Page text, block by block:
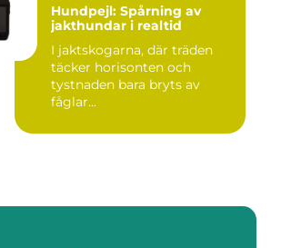
Hundpejl: Spårning av
jakthundar i realtid
I jaktskogarna, där träden
täcker horisonten och
tystnaden bara bryts av
fåglar...